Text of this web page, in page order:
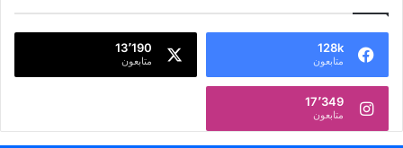
128k
متابعون
13٬190
متابعون
17٬349
متابعون